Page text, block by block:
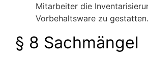
Mitarbeiter die
Vorbehaltsware zu gestatten.
§ 8 Sachmängel